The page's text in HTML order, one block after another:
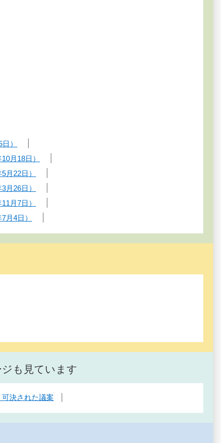
）
月18日）
22日）
26日）
月7日）
月4日）
も見ています
決された議案